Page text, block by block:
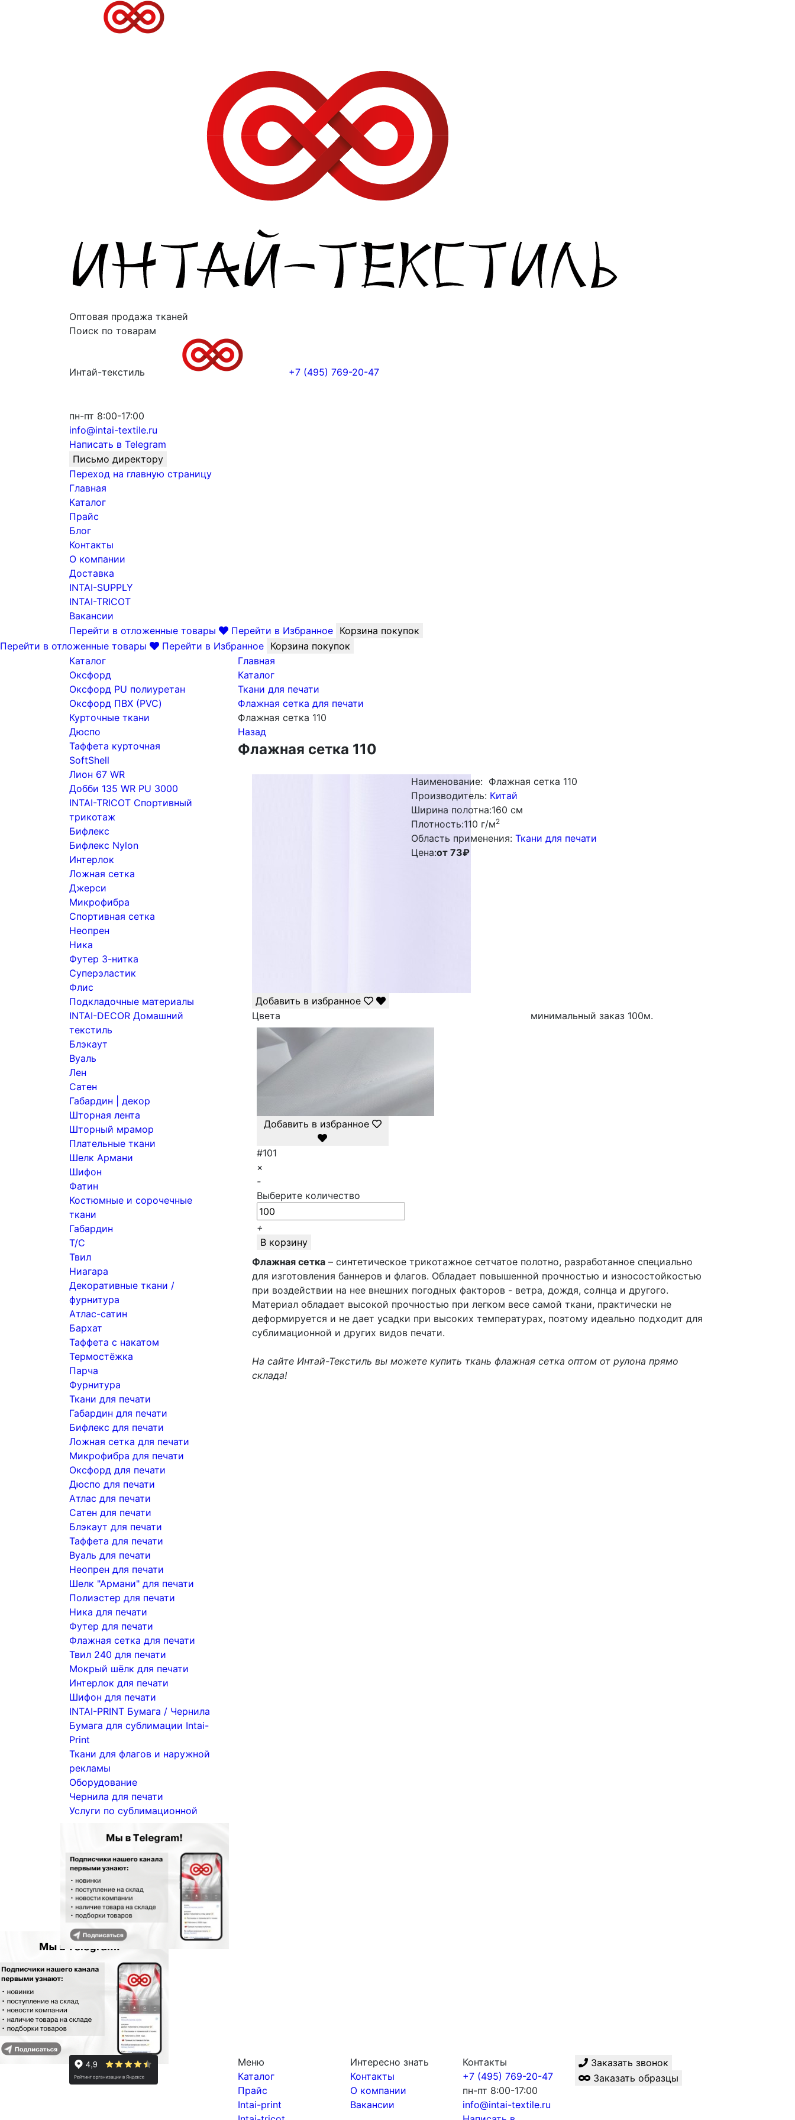
Оптовая продажа тканей
Поиск по товарам
Интай-текстиль +7 (495) 769-20-47
пн-пт 8:00-17:00
info@intai-textile.ru
Написать в Telegram
Письмо директору
Переход на главную страницу
Главная
Каталог
Прайс
Блог
Контакты
О компании
Доставка
INTAI-SUPPLY
INTAI-TRICOT
Вакансии
Перейти в отложенные товары
Перейти в Избранное Корзина покупок
Перейти в отложенные товары
Перейти в Избранное Корзина покупок
Каталог
Оксфорд
Оксфорд PU полиуретан
Оксфорд ПВХ (PVC)
Курточные ткани
Дюспо
Таффета курточная
SoftShell
Лион 67 WR
Добби 135 WR PU 3000
INTAI-TRICOT Спортивный
трикотаж
Бифлекс
Бифлекс Nylon
Интерлок
Ложная сетка
Джерси
Микрофибра
Спортивная сетка
Неопрен
Ника
Футер 3-нитка
Суперэластик
Флис
Подкладочные материалы
INTAI-DECOR Домашний
текстиль
Блэкаут
Вуаль
Лен
Сатен
Габардин | декор
Шторная лента
Шторный мрамор
Плательные ткани
Шелк Армани
Шифон
Фатин
Костюмные и сорочечные
ткани
Габардин
Т/С
Твил
Ниагара
Декоративные ткани /
фурнитура
Атлас-сатин
Бархат
Таффета с накатом
Термостёжка
Парча
Фурнитура
Ткани для печати
Габардин для печати
Бифлекс для печати
Ложная сетка для печати
Микрофибра для печати
Оксфорд для печати
Дюспо для печати
Атлас для печати
Сатен для печати
Блэкаут для печати
Таффета для печати
Вуаль для печати
Неопрен для печати
Шелк "Армани" для печати
Полиэстер для печати
Ника для печати
Футер для печати
Флажная сетка для печати
Твил 240 для печати
Мокрый шёлк для печати
Интерлок для печати
Шифон для печати
INTAI-PRINT Бумага / Чернила
Бумага для сублимации Intai-
Print
Ткани для флагов и наружной
рекламы
Оборудование
Чернила для печати
Услуги по сублимационной
Главная
Каталог
Ткани для печати
Флажная сетка для печати
Флажная сетка 110
Назад
Флажная сетка 110
Добавить в избранное
Наименование: Флажная сетка 110
Производитель: Китай
Ширина полотна:160 см
Плотность:110 г/м2
Облаcть применения: Ткани для печати
Цена:от 73₽
Цвета минимальный заказ 100м.
Добавить в избранное
#101
×
-
Выберите количество
+
В корзину
Флажная сетка – синтетическое трикотажное сетчатое полотно, разработанное специально
для изготовления баннеров и флагов. Обладает повышенной прочностью и износостойкостью
при воздействии на нее внешних погодных факторов - ветра, дождя, солнца и другого.
Материал обладает высокой прочностью при легком весе самой ткани, практически не
деформируется и не дает усадки при высоких температурах, поэтому идеально подходит для
сублимационной и других видов печати.
На сайте Интай-Текстиль вы можете купить ткань флажная сетка оптом от рулона прямо
склада!
Меню
Каталог
Прайс
Intai-print
Интересно знать
Контакты
О компании
Вакансии
Контакты
+7 (495) 769-20-47
пн-пт 8:00-17:00
info@intai-textile.ru
Заказать звонок
Заказать образцы